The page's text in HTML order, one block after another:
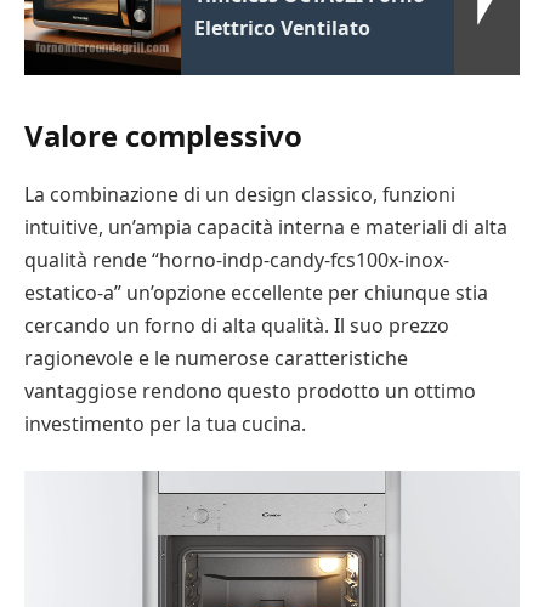
Elettrico Ventilato
Valore complessivo
La combinazione di un design classico, funzioni
intuitive, un’ampia capacità interna e materiali di alta
qualità rende “horno-indp-candy-fcs100x-inox-
estatico-a” un’opzione eccellente per chiunque stia
cercando un forno di alta qualità. Il suo prezzo
ragionevole e le numerose caratteristiche
vantaggiose rendono questo prodotto un ottimo
investimento per la tua cucina.